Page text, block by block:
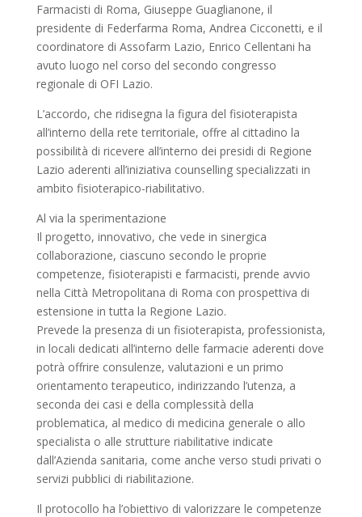
Farmacisti di Roma, Giuseppe Guaglianone, il
presidente di Federfarma Roma, Andrea Cicconetti, e il
coordinatore di Assofarm Lazio, Enrico Cellentani ha
avuto luogo nel corso del secondo congresso
regionale di OFI Lazio.
L’accordo, che ridisegna la figura del fisioterapista
all’interno della rete territoriale, offre al cittadino la
possibilità di ricevere all’interno dei presidi di Regione
Lazio aderenti all’iniziativa counselling specializzati in
ambito fisioterapico-riabilitativo.
Al via la sperimentazione
Il progetto, innovativo, che vede in sinergica
collaborazione, ciascuno secondo le proprie
competenze, fisioterapisti e farmacisti, prende avvio
nella Città Metropolitana di Roma con prospettiva di
estensione in tutta la Regione Lazio.
Prevede la presenza di un fisioterapista, professionista,
in locali dedicati all’interno delle farmacie aderenti dove
potrà offrire consulenze, valutazioni e un primo
orientamento terapeutico, indirizzando l’utenza, a
seconda dei casi e della complessità della
problematica, al medico di medicina generale o allo
specialista o alle strutture riabilitative indicate
dall’Azienda sanitaria, come anche verso studi privati o
servizi pubblici di riabilitazione.
Il protocollo ha l’obiettivo di valorizzare le competenze